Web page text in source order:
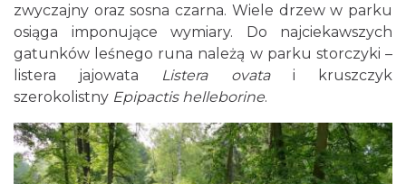
zwyczajny oraz sosna czarna. Wiele drzew w parku
osiąga imponujące wymiary. Do najciekawszych
gatunków leśnego runa należą w parku storczyki –
listera jajowata Listera ovata i kruszczyk
szerokolistny Epipactis helleborine.